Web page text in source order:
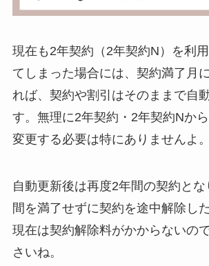
現在も2年契約（2年契約N）を利
てしまった場合には、契約満了月
れば、契約や割引はそのままで自
す。無理に2年契約・2年契約Nか
変更する必要は特にありませんよ。
自動更新後は再度2年間の契約と
間を満了せずに契約を途中解除し
現在は契約解除料がかからないの
さいね。